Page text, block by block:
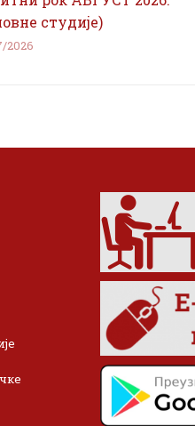
студије)
2026